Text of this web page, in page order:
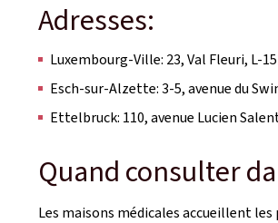
Adresses:
Luxembourg-Ville: 23, Val Fleuri, L-
Esch-sur-Alzette: 3-5, avenue du
Ettelbruck: 110, avenue Lucien
Quand consulter
Les maisons médicales accueillent